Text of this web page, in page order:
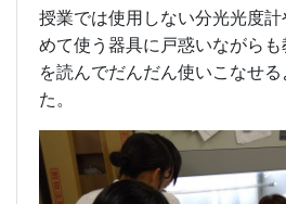
授業では使用しない分光光度
めて使う器具に戸惑いながら
を読んでだんだん使いこなせ
た。